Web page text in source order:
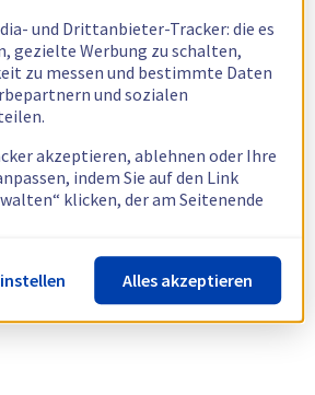
und Drittanbieter-Tracker: die es
gezielte Werbung zu schalten,
zu messen und bestimmte Daten
und sozialen
akzeptieren, ablehnen oder Ihre
indem Sie auf den Link
klicken, der am Seitenende
finden Sie in unsererRichtlinie
Cookies.
Alles akzeptieren